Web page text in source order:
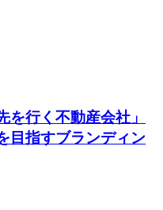
行く不動産会社」
目指すブランディン